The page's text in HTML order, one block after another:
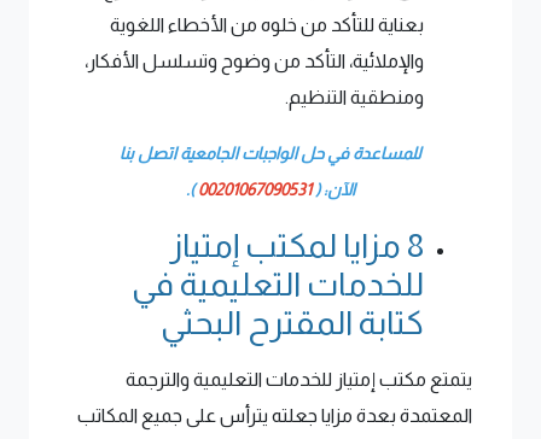
بعناية للتأكد من خلوه من الأخطاء اللغوية
والإملائية، التأكد من وضوح وتسلسل الأفكار،
ومنطقية التنظيم.
للمساعدة في حل الواجبات الجامعية اتصل بنا
الآن:(
00201067090531
).
8 مزايا لمكتب إمتياز
للخدمات التعليمية في
كتابة المقترح البحثي
يتمتع مكتب إمتياز للخدمات التعليمية والترجمة
المعتمدة بعدة مزايا جعلته يترأس على جميع المكاتب